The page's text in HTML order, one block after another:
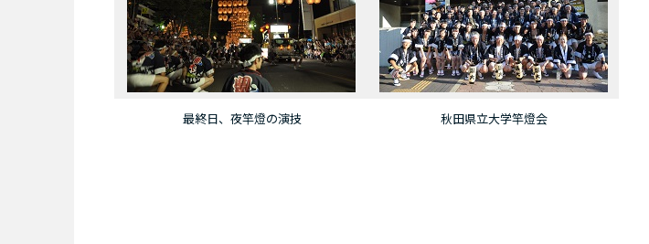
最終日、夜竿燈の演技 秋田県立大学竿燈会